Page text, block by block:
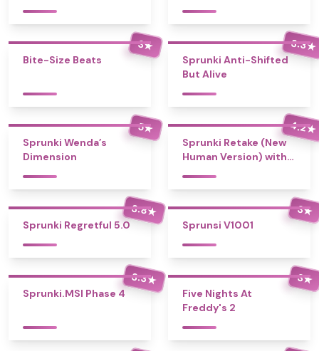
3★
Bite-Size Beats
3.3★
Sprunki Anti-Shifted
But Alive
5★
Sprunki Wenda’s
Dimension
4.2★
Sprunki Retake (New
Human Version) with
3.8★
Sprunki Regretful 5.0
3★
Sprunsi V1001
3.3★
Sprunki.MSI Phase 4
3★
Five Nights At
Freddy's 2